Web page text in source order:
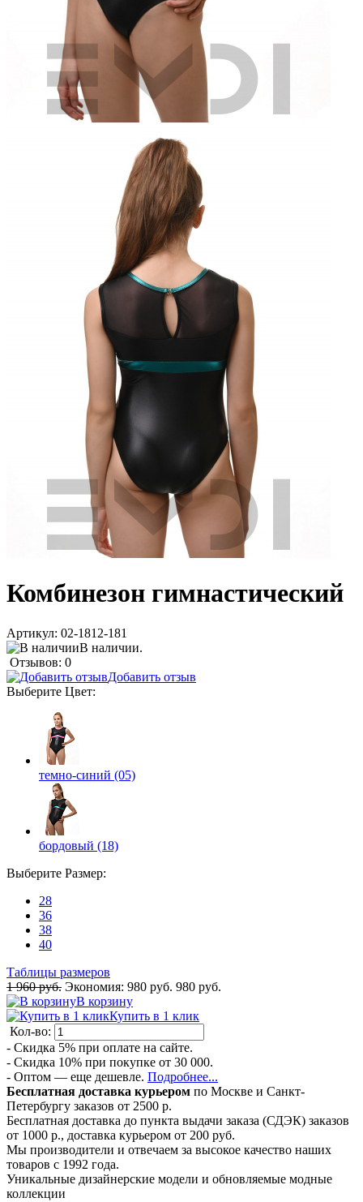
Комбинезон гимнастический
Артикул: 02-1812-181
В наличии.
Отзывов: 0
Добавить отзыв
Выберите Цвет:
темно-синий (05)
бордовый (18)
Выберите Размер:
28
36
38
40
Таблицы размеров
1 960 руб. Экономия: 980 руб. 980 руб.
В корзину
Купить в 1 клик
Кол-во:
- Скидка 5% при оплате на сайте.
- Скидка 10% при покупке от 30 000.
- Оптом — еще дешевле. Подробнее...
Бесплатная доставка курьером по Москве и Санкт-
Петербургу заказов от 2500 р.
Бесплатная доставка до пункта выдачи заказа (СДЭК) заказов
от 1000 р., доставка курьером от 200 руб.
Мы производители и отвечаем за высокое качество наших
товаров с 1992 года.
Уникальные дизайнерские модели и обновляемые модные
коллекции